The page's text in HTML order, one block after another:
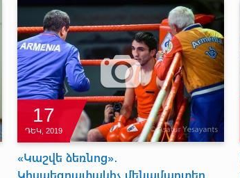
17
ԴԵԿ, 2019
«Կաշվե ձեռնոց»․
Կիսաեզրափակիչ մենամարտեր